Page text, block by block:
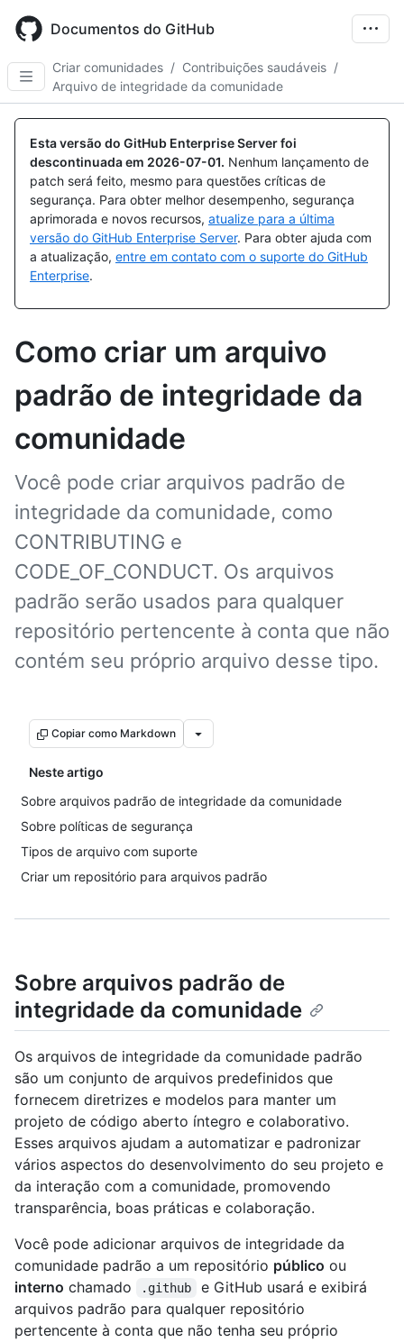
main
content
Documentos do GitHub
Criar comunidades / Contribuições saudáveis /
Arquivo de integridade da comunidade
Esta versão do GitHub Enterprise Server foi
descontinuada em 2026-07-01. Nenhum lançamento de
patch será feito, mesmo para questões críticas de
segurança. Para obter melhor desempenho, segurança
aprimorada e novos recursos, atualize para a última
versão do GitHub Enterprise Server. Para obter ajuda com
a atualização, entre em contato com o suporte do GitHub
Enterprise.
Como criar um arquivo
padrão de integridade da
comunidade
Você pode criar arquivos padrão de
integridade da comunidade, como
CONTRIBUTING e
CODE_OF_CONDUCT. Os arquivos
padrão serão usados para qualquer
repositório pertencente à conta que não
contém seu próprio arquivo desse tipo.
Copiar como Markdown
Neste artigo
Sobre arquivos padrão de integridade da comunidade
Sobre políticas de segurança
Tipos de arquivo com suporte
Criar um repositório para arquivos padrão
Sobre arquivos padrão de
integridade da comunidade
Os arquivos de integridade da comunidade padrão
são um conjunto de arquivos predefinidos que
fornecem diretrizes e modelos para manter um
projeto de código aberto íntegro e colaborativo.
Esses arquivos ajudam a automatizar e padronizar
vários aspectos do desenvolvimento do seu projeto e
da interação com a comunidade, promovendo
transparência, boas práticas e colaboração.
Você pode adicionar arquivos de integridade da
comunidade padrão a um repositório público ou
interno chamado .github
e GitHub usará e exibirá
arquivos padrão para qualquer repositório
pertencente à conta que não tenha seu próprio